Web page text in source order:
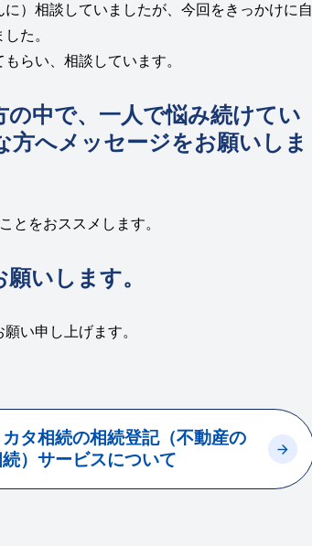
）相談していましたが、今回をきっかけに自
た。
らい、相談しています。
中で、一人で悩み続けてい
へメッセージをお願いしま
とをおススメします。
いします。
い申し上げます。
カタ相続の相続登記（不動産の
）サービスについて